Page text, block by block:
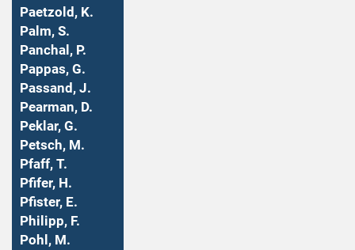
Paetzold, K.
Palm, S.
Panchal, P.
Pappas, G.
Passand, J.
Pearman, D.
Peklar, G.
Petsch, M.
Pfaff, T.
Pfifer, H.
Pfister, E.
Philipp, F.
Pohl, M.